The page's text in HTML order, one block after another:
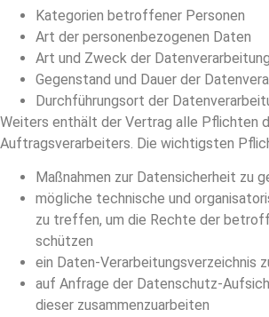
Kategorien betroffener Personen
Art der personenbezogenen Daten
Art und Zweck der Datenverarbeitung
Gegenstand und Dauer der
Durchführungsort der
Weiters enthält der Vertrag alle Pflichten
Auftragsverarbeiters. Die wichtigsten
Maßnahmen zur Datensicherheit zu
mögliche technische und
zu treffen, um die Rechte der
schützen
ein Daten-Verarbeitungsverzeichnis
auf Anfrage der Datenschutz-
dieser zusammenzuarbeiten